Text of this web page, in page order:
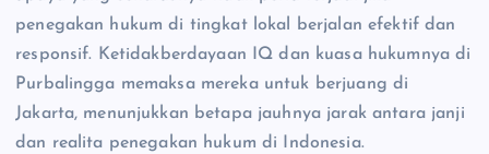
penegakan hukum di tingkat lokal berjalan efektif dan
responsif. Ketidakberdayaan IQ dan kuasa hukumnya di
Purbalingga memaksa mereka untuk berjuang di
Jakarta, menunjukkan betapa jauhnya jarak antara janji
dan realita penegakan hukum di Indonesia.